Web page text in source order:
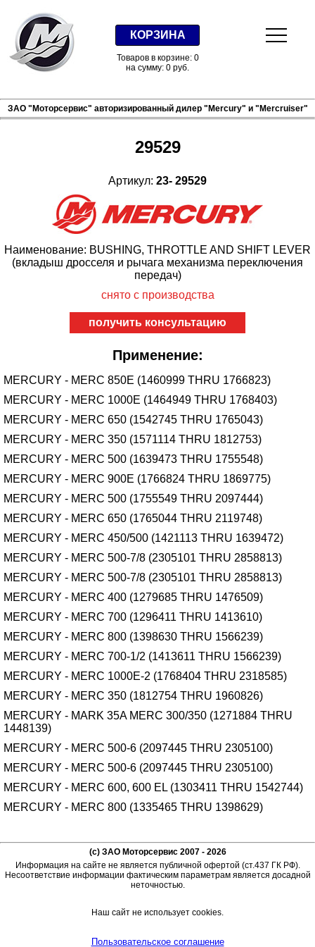
КОРЗИНА
Товаров в корзине: 0
на сумму: 0 руб.
ЗАО "Моторсервис" авторизированный дилер "Mercury" и "Mercruiser"
29529
Артикул: 23- 29529
Наименование: BUSHING, THROTTLE AND SHIFT LEVER
(вкладыш дросселя и рычага механизма переключения
передач)
снято с производства
получить консультацию
Применение:
MERCURY - MERC 850E (1460999 THRU 1766823)
MERCURY - MERC 1000E (1464949 THRU 1768403)
MERCURY - MERC 650 (1542745 THRU 1765043)
MERCURY - MERC 350 (1571114 THRU 1812753)
MERCURY - MERC 500 (1639473 THRU 1755548)
MERCURY - MERC 900E (1766824 THRU 1869775)
MERCURY - MERC 500 (1755549 THRU 2097444)
MERCURY - MERC 650 (1765044 THRU 2119748)
MERCURY - MERC 450/500 (1421113 THRU 1639472)
MERCURY - MERC 500-7/8 (2305101 THRU 2858813)
MERCURY - MERC 500-7/8 (2305101 THRU 2858813)
MERCURY - MERC 400 (1279685 THRU 1476509)
MERCURY - MERC 700 (1296411 THRU 1413610)
MERCURY - MERC 800 (1398630 THRU 1566239)
MERCURY - MERC 700-1/2 (1413611 THRU 1566239)
MERCURY - MERC 1000E-2 (1768404 THRU 2318585)
MERCURY - MERC 350 (1812754 THRU 1960826)
MERCURY - MARK 35A MERC 300/350 (1271884 THRU
1448139)
MERCURY - MERC 500-6 (2097445 THRU 2305100)
MERCURY - MERC 500-6 (2097445 THRU 2305100)
MERCURY - MERC 600, 600 EL (1303411 THRU 1542744)
MERCURY - MERC 800 (1335465 THRU 1398629)
(c) ЗАО Моторсервис 2007 - 2026
Информация на сайте не является публичной офертой (ст.437 ГК РФ).
Несоответствие информации фактическим параметрам является досадной
неточностью.
Наш сайт не использует cookies.
Пользовательское соглашение